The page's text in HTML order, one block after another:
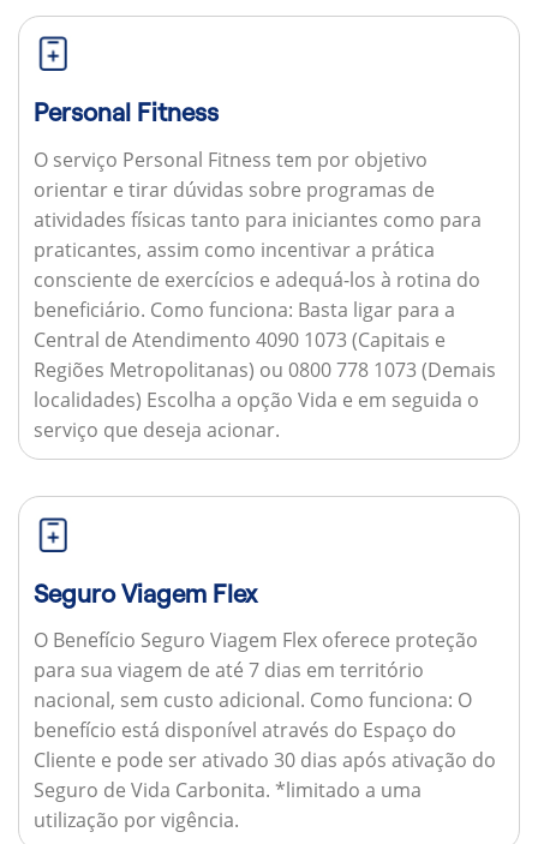
Personal Fitness
O serviço Personal Fitness tem por objetivo
orientar e tirar dúvidas sobre programas de
atividades físicas tanto para iniciantes como para
praticantes, assim como incentivar a prática
consciente de exercícios e adequá-los à rotina do
beneficiário. Como funciona: Basta ligar para a
Central de Atendimento 4090 1073 (Capitais e
Regiões Metropolitanas) ou 0800 778 1073 (Demais
localidades) Escolha a opção Vida e em seguida o
serviço que deseja acionar.
Seguro Viagem Flex
O Benefício Seguro Viagem Flex oferece proteção
para sua viagem de até 7 dias em território
nacional, sem custo adicional. Como funciona: O
benefício está disponível através do Espaço do
Cliente e pode ser ativado 30 dias após ativação do
Seguro de Vida Carbonita. *limitado a uma
utilização por vigência.